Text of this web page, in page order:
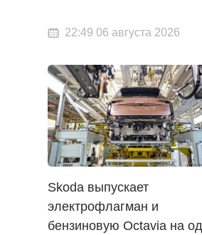
22:49 06 августа 2026
Skoda выпускает
электрофлагман и
бензиновую Octavia на